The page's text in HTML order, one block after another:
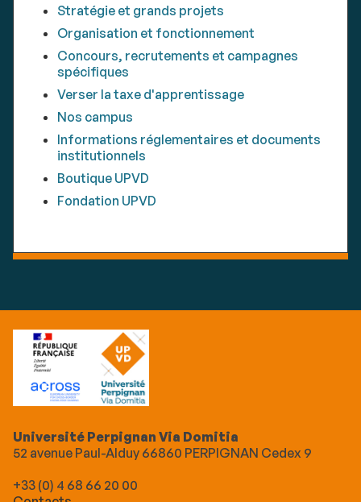
Stratégie et grands projets
Organisation et fonctionnement
Concours, recrutements et campagnes
spécifiques
Verser la taxe d'apprentissage
Nos campus
Informations réglementaires et documents
institutionnels
Boutique UPVD
Fondation UPVD
Université Perpignan Via Domitia
52 avenue Paul-Alduy 66860 PERPIGNAN Cedex 9
+33 (0) 4 68 66 20 00